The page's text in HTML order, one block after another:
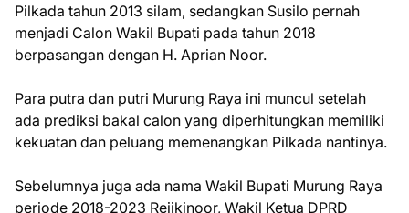
Pilkada tahun 2013 silam, sedangkan Susilo pernah
menjadi Calon Wakil Bupati pada tahun 2018
berpasangan dengan H. Aprian Noor.
Para putra dan putri Murung Raya ini muncul setelah
ada prediksi bakal calon yang diperhitungkan memiliki
kekuatan dan peluang memenangkan Pilkada nantinya.
Sebelumnya juga ada nama Wakil Bupati Murung Raya
periode 2018-2023 Rejikinoor, Wakil Ketua DPRD